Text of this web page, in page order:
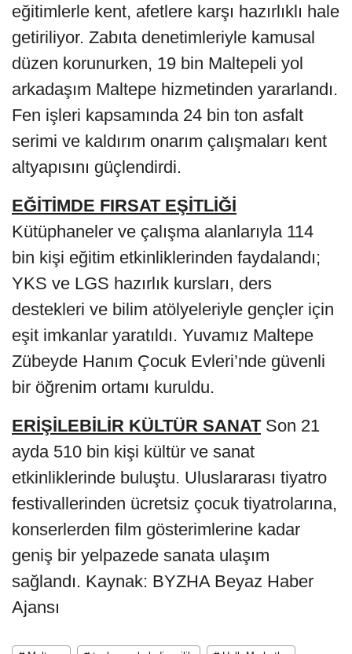
eğitimlerle kent, afetlere karşı hazırlıklı hale
getiriliyor. Zabıta denetimleriyle kamusal
düzen korunurken, 19 bin Maltepeli yol
arkadaşım Maltepe hizmetinden yararlandı.
Fen işleri kapsamında 24 bin ton asfalt
serimi ve kaldırım onarım çalışmaları kent
altyapısını güçlendirdi.
EĞİTİMDE FIRSAT EŞİTLİĞİ
Kütüphaneler ve çalışma alanlarıyla 114
bin kişi eğitim etkinliklerinden faydalandı;
YKS ve LGS hazırlık kursları, ders
destekleri ve bilim atölyeleriyle gençler için
eşit imkanlar yaratıldı. Yuvamız Maltepe
Zübeyde Hanım Çocuk Evleri’nde güvenli
bir öğrenim ortamı kuruldu.
ERİŞİLEBİLİR KÜLTÜR SANATSon 21
ayda 510 bin kişi kültür ve sanat
etkinliklerinde buluştu. Uluslararası tiyatro
festivallerinden ücretsiz çocuk tiyatrolarına,
konserlerden film gösterimlerine kadar
geniş bir yelpazede sanata ulaşım
sağlandı. Kaynak: BYZHA Beyaz Haber
Ajansı